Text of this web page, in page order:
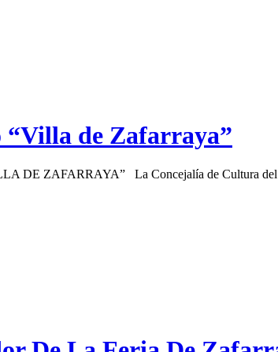
“Villa de Zafarraya”
ZAFARRAYA” La Concejalía de Cultura del